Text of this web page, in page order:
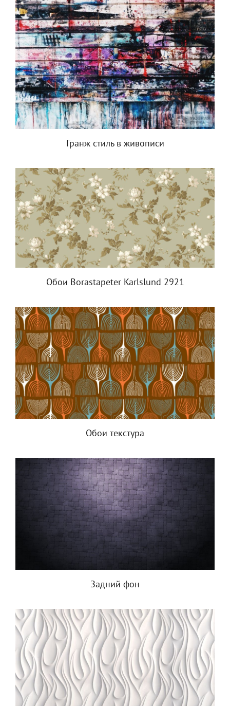
Гранж стиль в живописи
Обои Borastapeter Karlslund 2921
Обои текстура
Задний фон